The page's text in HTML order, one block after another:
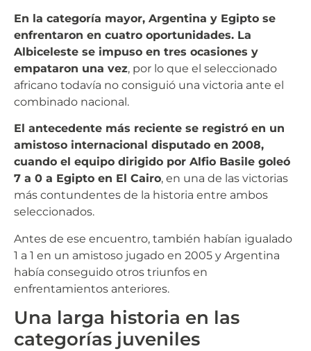
En la categoría mayor, Argentina y Egipto se
enfrentaron en cuatro oportunidades. La
Albiceleste se impuso en tres ocasiones y
empataron una vez, por lo que el seleccionado
africano todavía no consiguió una victoria ante el
combinado nacional.
El antecedente más reciente se registró en un
amistoso internacional disputado en 2008,
cuando el equipo dirigido por Alfio Basile goleó
7 a 0 a Egipto en El Cairo, en una de las victorias
más contundentes de la historia entre ambos
seleccionados.
Antes de ese encuentro, también habían igualado
1 a 1 en un amistoso jugado en 2005 y Argentina
había conseguido otros triunfos en
enfrentamientos anteriores.
Una larga historia en las
categorías juveniles